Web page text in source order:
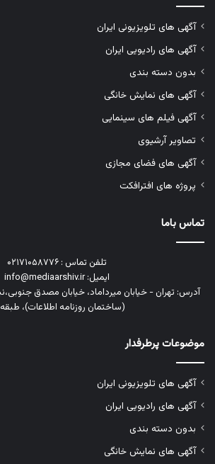
آگهی های تلویزیونی ایران
آگهی های رادیویی ایران
بدون دسته بندی
آگهی های نمایش خانگی
آگهی فیلم های سینمایی
تصاویر آرشیوی
آگهی های فضای مجازی
پروژه های افترافکت
تماس باما
تلفن تماس : ۰۲۱۷۱۰۵۸۷۷۶
ایمیل: info@mediaarshiv.ir
(ساختمان روزنامه اطلاعات)، طبقه ۱۳
موضوعات پرطرفدار
آگهی های تلویزیونی ایران
آگهی های رادیویی ایران
بدون دسته بندی
آگهی های نمایش خانگی